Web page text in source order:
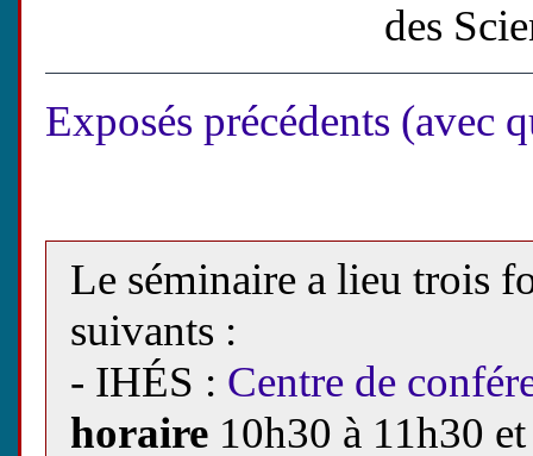
des
Exposés précédents (avec
Le séminaire a lieu trois
suivants :
- IHÉS : Centre de
horaire 10h30 à 11h30